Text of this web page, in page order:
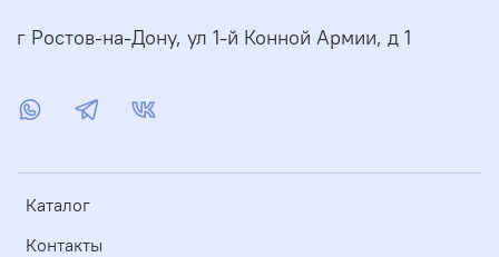
Каталог
Контакты
г Ростов-на-Дону, ул 1-й Конной Армии, д 1